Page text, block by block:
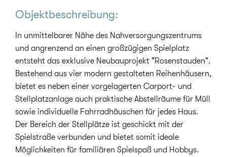
Objektbeschreibung:
In unmittelbarer Nähe des Nahversorgungszentrums
und angrenzend an einen großzügigen Spielplatz
entsteht das exklusive Neubauprojekt "Rosenstauden".
Bestehend aus vier modern gestalteten Reihenhäusern,
bietet es neben einer vorgelagerten Carport- und
Stellplatzanlage auch praktische Abstellräume für Müll
sowie individuelle Fahrradhäuschen für jedes Haus.
Der Bereich der Stellplätze ist geschickt mit der
Spielstraße verbunden und bietet somit ideale
Möglichkeiten für familiären Spielspaß und Hobbys.